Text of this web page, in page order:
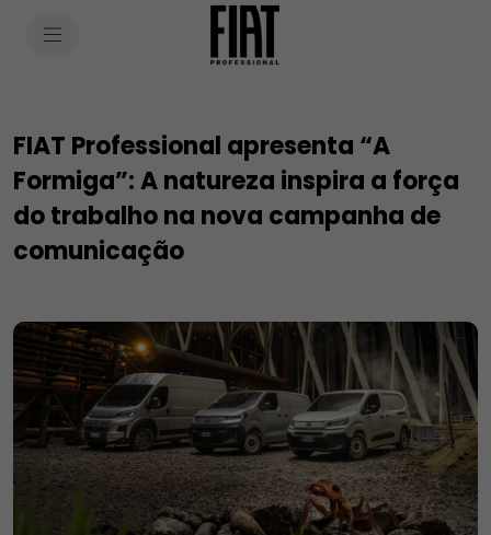
FIAT Professional apresenta “A
Formiga”: A natureza inspira a força
do trabalho na nova campanha de
comunicação